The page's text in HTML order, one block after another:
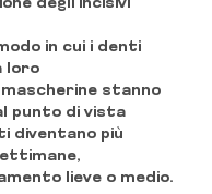
degli incisivi
in cui i denti
loro
mascherine stanno
punto di vista
diventano più
lieve o medio.